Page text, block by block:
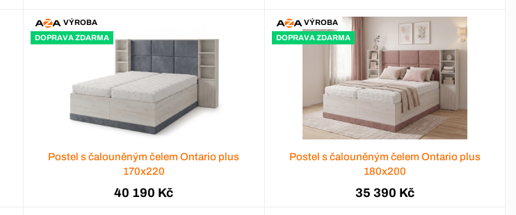
VÝROBA
DOPRAVA ZDARMA
Postel s čalouněným čelem Ontario plus
170x220
40 190 Kč
VÝROBA
DOPRAVA ZDARMA
Postel s čalouněným čelem Ontario plus
180x200
35 390 Kč